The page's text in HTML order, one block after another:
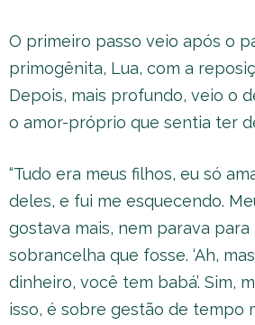
O primeiro passo veio após o
primogênita, Lua, com a
Depois, mais profundo, veio o
o amor-próprio que sentia ter
“Tudo era meus filhos, eu só
deles, e fui me esquecendo.
gostava mais, nem parava para
sobrancelha que fosse. ‘Ah,
dinheiro, você tem babá’. Sim,
isso, é sobre gestão de tempo